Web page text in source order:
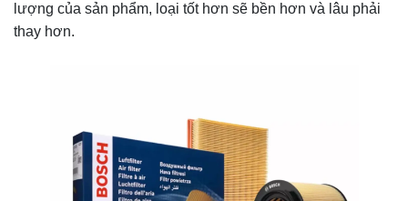
lượng của sản phẩm, loại tốt hơn sẽ bền hơn và lâu phải
thay hơn.